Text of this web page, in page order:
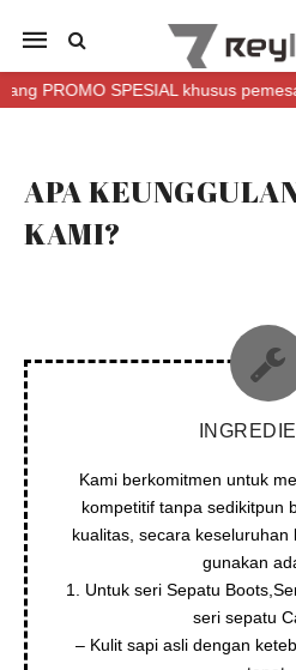
Mobile
navigation
PROMO SPESIAL khusus
Skip to content
APA
KAMI?
Kami berkomitmen untuk
kompetitif tanpa sedikitpun
kualitas, secara
gunakan
1. Untuk seri Sepatu
seri sepatu
– Kulit sapi asli dengan